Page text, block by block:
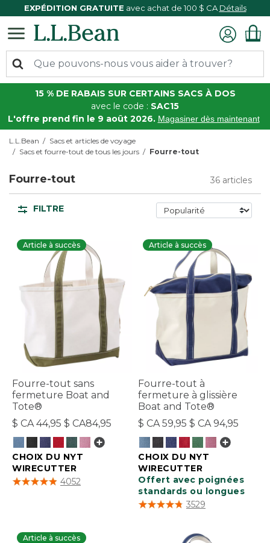
EXPÉDITION GRATUITE avec achat de 100 $ CA Détails
15 % DE RABAIS SUR CERTAINS SACS À DOS
avec le code : SAC15
L'offre prend fin le 9 août 2026. Magasiner dès maintenant
L.L.Bean
Sacs et articles de voyage
Sacs et fourre-tout de tous les jours
Fourre-tout
Fourre-tout 36 articles
FILTRE
Article à succès
Fourre-tout sans
fermeture Boat and
Tote®
$ CA 44,95 $ CA84,95
CHOIX DU NYT
WIRECUTTER
3,9 sur 5 Évaluation des clients
4052
Article à succès
Fourre-tout à
fermeture à glissière
Boat and Tote®
$ CA 59,95 $ CA 94,95
CHOIX DU NYT
WIRECUTTER
Offert avec poignées
standards ou longues
5 sur 5 Évaluation des clients
3529
Article à succès